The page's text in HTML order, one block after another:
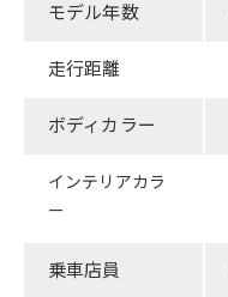
モデル年数
走行距離
ボディカラー
インテリアカラ
ー
乗車店員